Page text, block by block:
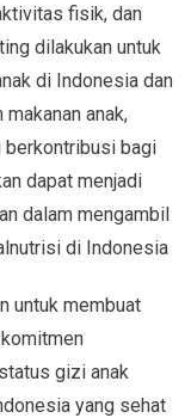
fisik, dan
dilakukan untuk
di Indonesia dan
anak,
berkontribusi bagi
dapat menjadi
dalam mengambil
di Indonesia
untuk membuat
gizi anak
yang sehat